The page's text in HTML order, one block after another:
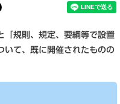
「規則、規定、要綱等で設置
いて、既に開催されたものの